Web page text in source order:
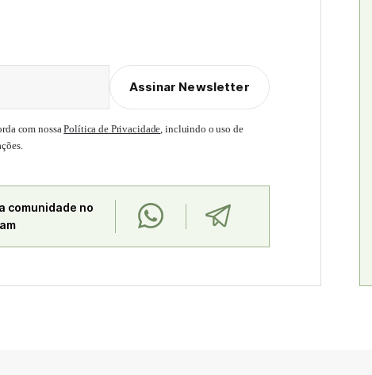
Assinar Newsletter
com nossaPolítica de Privacidade, incluindo o uso de
comunidade no